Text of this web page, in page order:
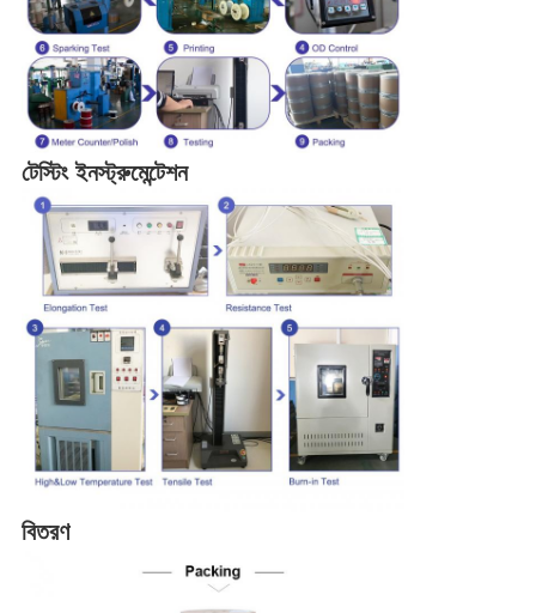
টেস্টিং ইনস্ট্রুমেন্টেশন
বিতরণ